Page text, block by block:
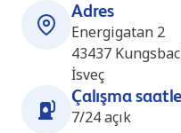
Adres
Energigatan 2
43437
İsveç
Çalışma
7/24 açık